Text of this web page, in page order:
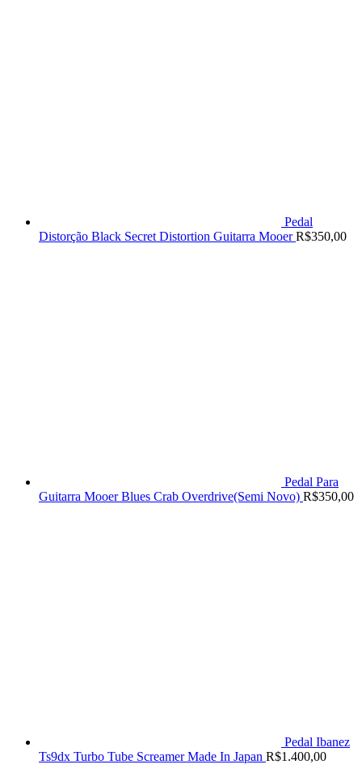
Pedal
Distorção Black Secret Distortion Guitarra Mooer R$350,00
Pedal Para
Guitarra Mooer Blues Crab Overdrive(Semi Novo) R$350,00
Pedal Ibanez
Ts9dx Turbo Tube Screamer Made In Japan R$1.400,00